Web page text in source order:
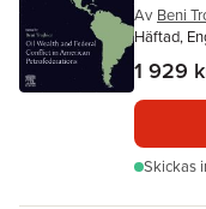
Av Beni
Häftad,
1 929
Skickas